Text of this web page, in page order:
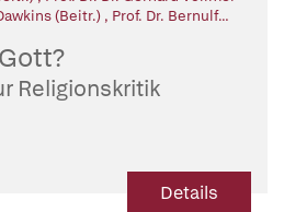
(Beitr.) , Prof. Dr. Bernulf
,Prof. Antony Flew (Beitr.)
,Prof. Dr. Dr. h.c. Dieter
Religionskritik
Details